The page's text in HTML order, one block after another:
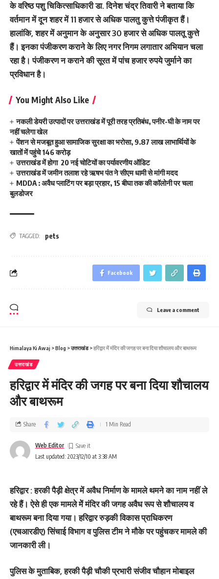
के वरिष्ठ पशु चिकित्साधिकारी डा. दिनेश चंद्र तिवारी ने बताया कि
वर्तमान में दून शहर में 11 हजार से अधिक पालतु कुत्ते पंजीकृत हैं।
हालांकि, शहर में अनुमान के अनुसार 30 हजार से अधिक पालतू कुत्ते
हैं। इनका पंजीकरण कराने के लिए नगर निगम लगातार अभियान चला
रहा है। पंजीकरण न कराने की सूरत में पांच हजार रुपये जुर्माने का
प्रविधान है।
You Might Also Like
नकली डेयरी उत्पादों पर उत्तराखंड में पूरी तरह प्रतिबंध, पनीर-घी के नाम पर
नहीं चलेगा खेल
पेंशन से मजबूत हुआ सामाजिक सुरक्षा का भरोसा, 9.87 लाख लाभार्थियों के
खातों में पहुंचे 146 करोड़
उत्तराखंड में होगा 20 नई चोटियों का पर्यावरणीय ऑडिट
उत्तराखंड में जमीन तलाश रहे ऋषभ पंत ने सीएम धामी से मांगी मदद
MDDA : अवैध प्लाटिंग पर बड़ा प्रहार, 15 बीघा तक की कॉलोनी पर चला
बुलडोजर
TAGGED: pets
Facebook
Leave a comment
Himalaya Ki Awaj >Blog >उत्तराखंड>हरिद्वार में मंदिर की जगह पर बना दिया शौचालय और बाथरूम
उत्तराखंड
हरिद्वार में मंदिर की जगह पर बना दिया शौचालय
और बाथरूम
Last updated: 2023/12/10 at 3:38 AM
Web Editor
Share 1 Min Read
हरिद्वार : हरकी पैड़ी क्षेत्र में अवैध निर्माण के मामले थमने का नाम नहीं ले
रहे हैं। ऐसे ही एक मामले मेें मंदिर की जगह अवैध रूप से शौचालय व
बाथरूम बना दिया गया। हरिद्वार रुड़की विकास प्राधिकरण
(एचआरडीए) सिंचाई विभाग व पुलिस टीम ने मौके पर पहुंचकर मामले की
जानकारी ली।
पुलिस के मुताबिक, हरकी पैड़ी चौकी प्रभारी संजीव चौहान मोबाइल